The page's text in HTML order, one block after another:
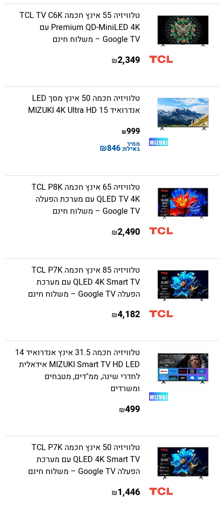
טלוויזיה 55 אינץ חכמה TCL TV C6K
Premium QD-MiniLED 4K עם
Google TV – משלוח חינם
2,349
₪
טלוויזיה חכמה 50 אינץ מסך LED
אנדרואיד 15 MIZUKI 4K Ultra HD
999
₪
מחיר
באילת:846
₪
טלוויזיה 65 אינץ חכמה TCL P8K
QLED TV 4K עם מערכת הפעלה
Google TV – משלוח חינם
2,490
₪
טלוויזיה 85 אינץ חכמה TCL P7K
QLED 4K Smart TV עם מערכת
הפעלה Google TV – משלוח חינם
4,182
₪
טלוויזיה חכמה 31.5 אינץ אנדרואיד 14
MIZUKI Smart TV HD LED אידאלית
לחדרי שינה, ממ"דים, מטבחים
ומשרדים
499
₪
טלוויזיה 50 אינץ חכמה TCL P7K
QLED 4K Smart TV עם מערכת
הפעלה Google TV – משלוח חינם
1,446
₪